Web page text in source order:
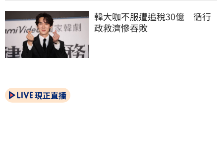
韓大咖不服遭追稅30億　循行
政救濟慘吞敗
現正直播